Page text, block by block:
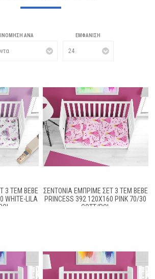
ΑΝΆ ΕΜΦΆΝΙΣΗ
3 ΤΕΜ BEBE
WHITE-LILA
ΣΕΝΤΟΝΙΑ ΕΜΠΡΙΜΕ ΣΕΤ 3 ΤΕΜ BEBE
PRINCESS 392 120X160 PINK 70/30
COTT/POL